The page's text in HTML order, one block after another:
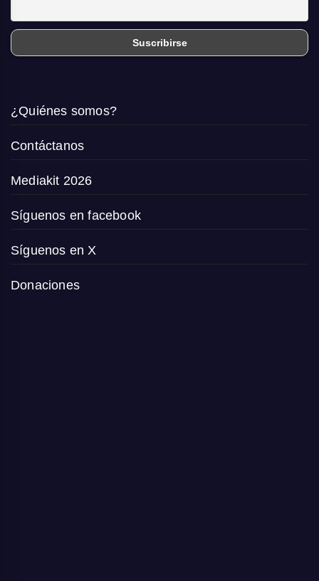
¿Quiénes somos?
Contáctanos
Mediakit 2026
Síguenos en facebook
Síguenos en X
Donaciones